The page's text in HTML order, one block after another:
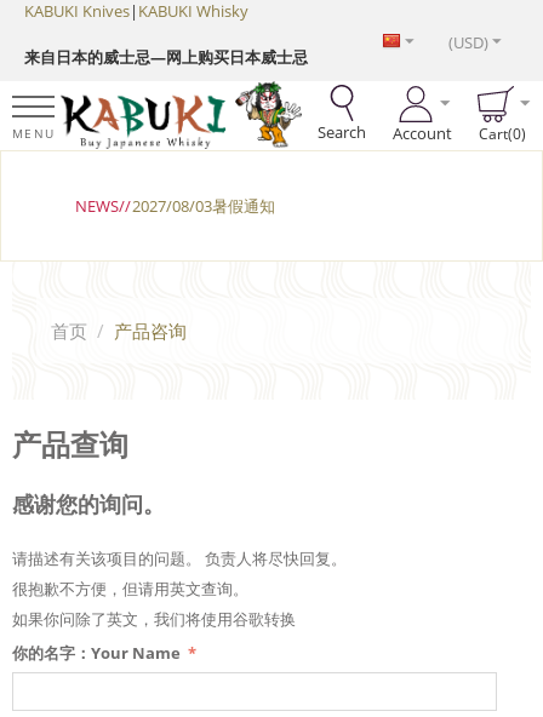
KABUKI Knives| KABUKI Whisky
来自日本的威士忌—网上购买日本威士忌
(USD)
MENU Search Account Cart(0)
NEWS//2027/08/03暑假通知
首页 / 产品咨询
产品查询
感谢您的询问。
请描述有关该项目的问题。 负责人将尽快回复。
很抱歉不方便，但请用英文查询。
如果你问除了英文，我们将使用谷歌转换
你的名字：Your Name